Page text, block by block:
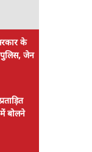
के
जेन
बोलने